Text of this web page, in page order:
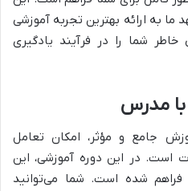
به ارائه بهترین تجربه آموزشی
شما را در فرآیند یادگیری
مدرس
جامع و مؤثر، امکان تعامل
است. در این دوره آموزشی، این
شده است. شما می‌توانید